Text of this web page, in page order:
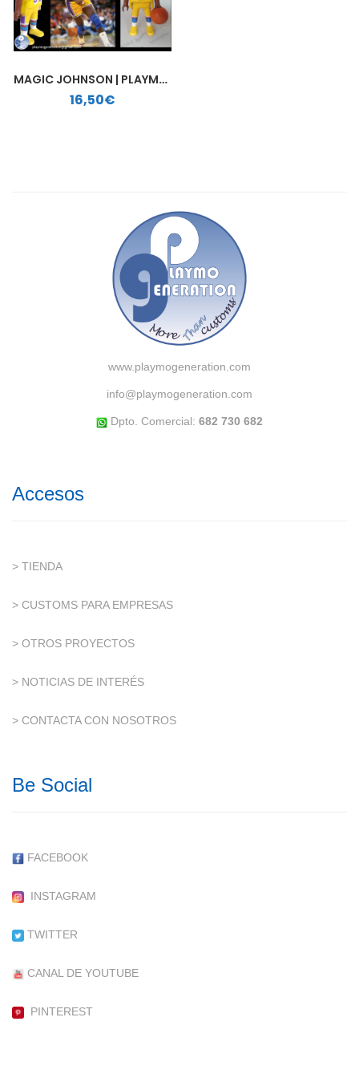
MAGIC JOHNSON | PLAYMOBIL PERSONALIZADO
16,50€
www.playmogeneration.com
info@playmogeneration.com
Dpto. Comercial: 682 730 682
Accesos
> TIENDA
> CUSTOMS PARA EMPRESAS
> OTROS PROYECTOS
> NOTICIAS DE INTERÉS
> CONTACTA CON NOSOTROS
Be Social
FACEBOOK
INSTAGRAM
TWITTER
CANAL DE YOUTUBE
PINTEREST